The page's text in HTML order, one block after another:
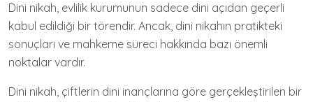
Dini nikah, evlilik kurumunun sadece dini açıdan geçerli
kabul edildiği bir törendir. Ancak, dini nikahın pratikteki
sonuçları ve mahkeme süreci hakkında bazı önemli
noktalar vardır.
Dini nikah, çiftlerin dini inançlarına göre gerçekleştirilen bir